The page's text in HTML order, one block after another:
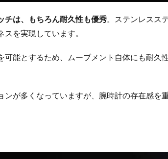
チは、もちろん耐久性も優秀。ステンレスス
を実現しています。
可能とするため、ムーブメント自体にも耐久
ンが多くなっていますが、腕時計の存在感を